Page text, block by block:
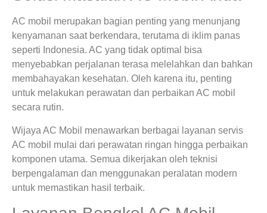
AC mobil merupakan bagian penting yang menunjang
kenyamanan saat berkendara, terutama di iklim panas
seperti Indonesia. AC yang tidak optimal bisa
menyebabkan perjalanan terasa melelahkan dan bahkan
membahayakan kesehatan. Oleh karena itu, penting
untuk melakukan perawatan dan perbaikan AC mobil
secara rutin.
Wijaya AC Mobil menawarkan berbagai layanan servis
AC mobil mulai dari perawatan ringan hingga perbaikan
komponen utama. Semua dikerjakan oleh teknisi
berpengalaman dan menggunakan peralatan modern
untuk memastikan hasil terbaik.